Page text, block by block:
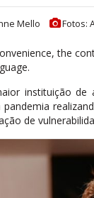
Mello Fotos:
the
instituição
de